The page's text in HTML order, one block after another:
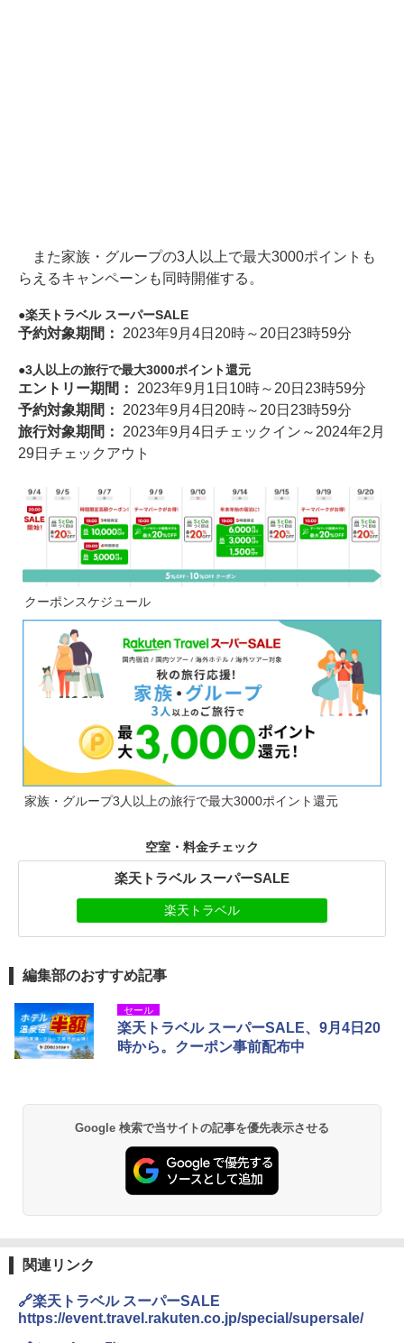
また家族・グループの3人以上で最大3000ポイントも
らえるキャンペーンも同時開催する。
楽天トラベル スーパーSALE
予約対象期間： 2023年9月4日20時～20日23時59分
3人以上の旅行で最大3000ポイント還元
エントリー期間： 2023年9月1日10時～20日23時59分
予約対象期間： 2023年9月4日20時～20日23時59分
旅行対象期間： 2023年9月4日チェックイン～2024年2月
29日チェックアウト
クーポンスケジュール
家族・グループ3人以上の旅行で最大3000ポイント還元
空室・料金チェック
楽天トラベル スーパーSALE
楽天トラベル
編集部のおすすめ記事
セール
楽天トラベル スーパーSALE、9月4日20
時から。クーポン事前配布中
Google 検索で当サイトの記事を優先表示させる
関連リンク
🔗楽天トラベル スーパーSALE
https://event.travel.rakuten.co.jp/special/supersale/